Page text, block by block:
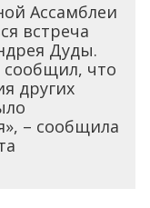
Ассамблеи
встреча
Дуды.
что
других
– сообщила